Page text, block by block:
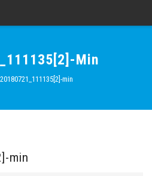
Min
20180721_111135[2]-min
min